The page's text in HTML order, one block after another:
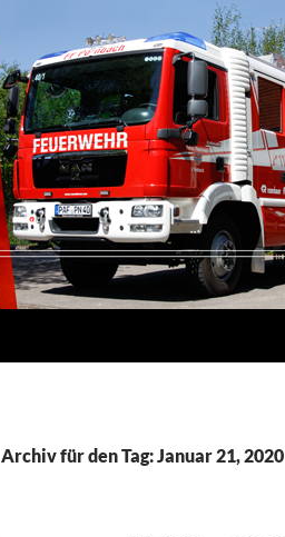
Archiv für den Tag: Januar 21, 2020